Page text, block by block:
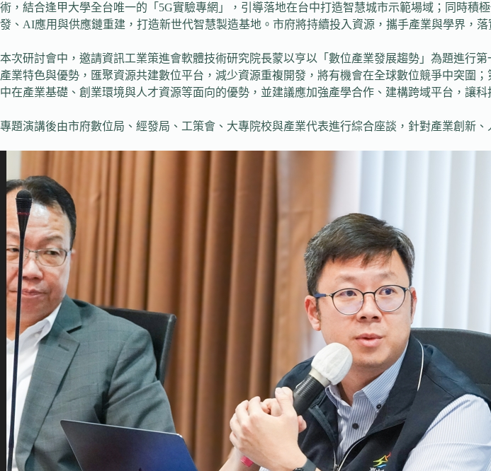
術，結合逢甲大學全台唯一的「5G實驗專網」，引導落地在台中打造智慧城市示範場域；同時
發、AI應用與供應鏈重建，打造新世代智慧製造基地。市府將持續投入資源，攜手產業與學界，
本次研討會中，邀請資訊工業策進會軟體技術研究院長蒙以亨以「數位產業發展趨勢」為題進行
產業特色與優勢，匯聚資源共建數位平台，減少資源重複開發，將有機會在全球數位競爭中突圍
中在產業基礎、創業環境與人才資源等面向的優勢，並建議應加強產學合作、建構跨域平台，讓
專題演講後由市府數位局、經發局、工策會、大專院校與產業代表進行綜合座談，針對產業創新